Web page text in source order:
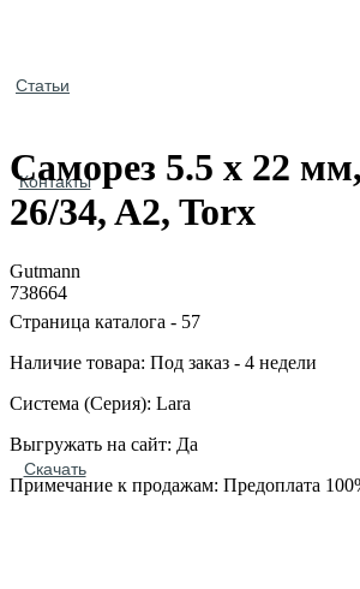
Статьи
Контакты
Скачать
Саморез 5.5 x 22
26/34, A2, Torx
Gutmann
738664
Страница каталога - 57
Наличие товара: Под заказ - 4 недели
Система (Серия): Lara
Выгружать на сайт: Да
Примечание к продажам: Предоплата